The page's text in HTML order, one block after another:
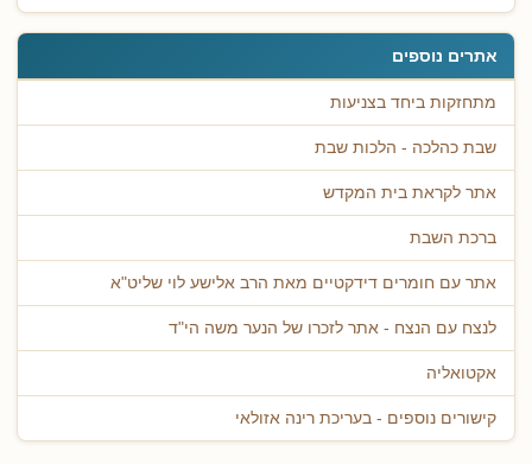
אתרים נוספים
מתחזקות ביחד בצניעות
שבת כהלכה - הלכות שבת
אתר לקראת בית המקדש
ברכת השבת
אתר עם חומרים דידקטיים מאת הרב אלישע לוי שליט"א
לנצח עם הנצח - אתר לזכרו של הנער משה הי"ד
אקטואליה
קישורים נוספים - בעריכת רינה אזולאי